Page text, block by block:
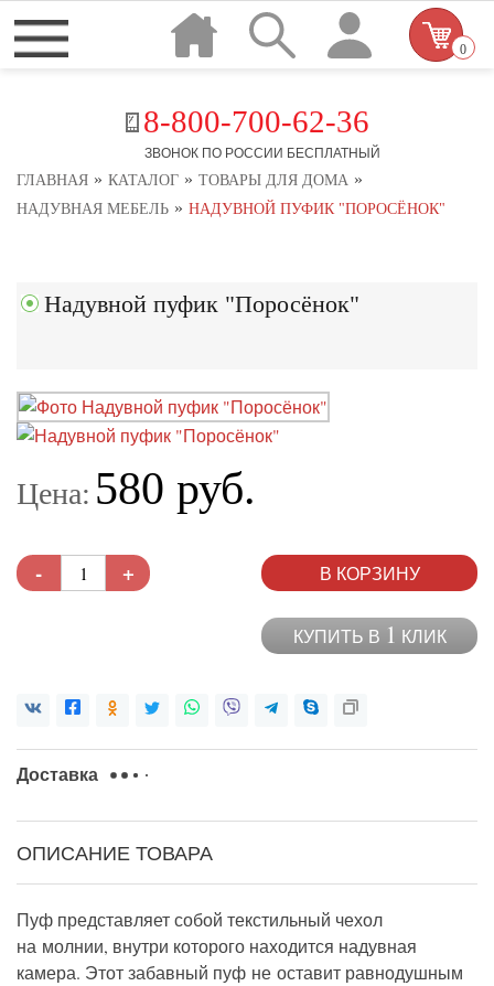
8-800-700-62-36
ЗВОНОК ПО РОССИИ БЕСПЛАТНЫЙ
0
ГЛАВНАЯ » КАТАЛОГ » ТОВАРЫ ДЛЯ ДОМА »
НАДУВНАЯ МЕБЕЛЬ » НАДУВНОЙ ПУФИК "ПОРОСЁНОК"
Надувной пуфик "Поросёнок"
Цена: 580 руб.
- + В КОРЗИНУ
КУПИТЬ В 1 КЛИК
Доставка
ОПИСАНИЕ ТОВАРА
Пуф представляет собой текстильный чехол
на молнии, внутри которого находится надувная
камера. Этот забавный пуф не оставит равнодушным